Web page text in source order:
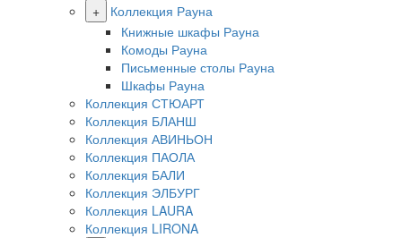
+
Коллекция Рауна
Книжные шкафы Рауна
Комоды Рауна
Письменные столы Рауна
Шкафы Рауна
Коллекция СТЮАРТ
Коллекция БЛАНШ
Коллекция АВИНЬОН
Коллекция ПАОЛА
Коллекция БАЛИ
Коллекция ЭЛБУРГ
Коллекция LAURA
Коллекция LIRONA